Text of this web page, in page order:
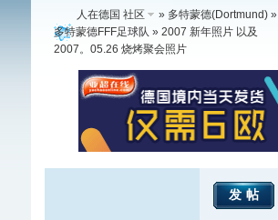
人在德国 社区 » 多特蒙德(Dortmund)»
多特蒙德FFF足球队 » 2007 新年照片 以及
2007。05.26 烧烤聚会照片
发帖